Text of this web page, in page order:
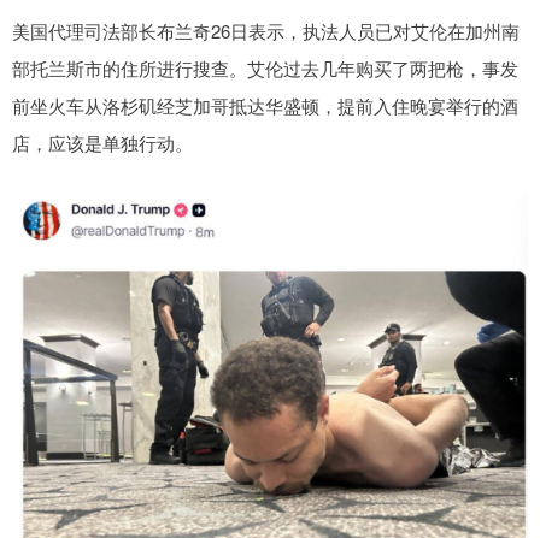
美国代理司法部长布兰奇26日表示，执法人员已对艾伦在加州南
部托兰斯市的住所进行搜查。艾伦过去几年购买了两把枪，事发
前坐火车从洛杉矶经芝加哥抵达华盛顿，提前入住晚宴举行的酒
店，应该是单独行动。